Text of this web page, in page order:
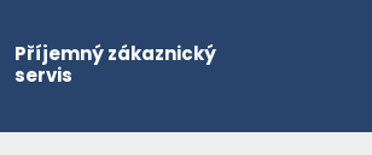
Příjemný zákaznický
servis